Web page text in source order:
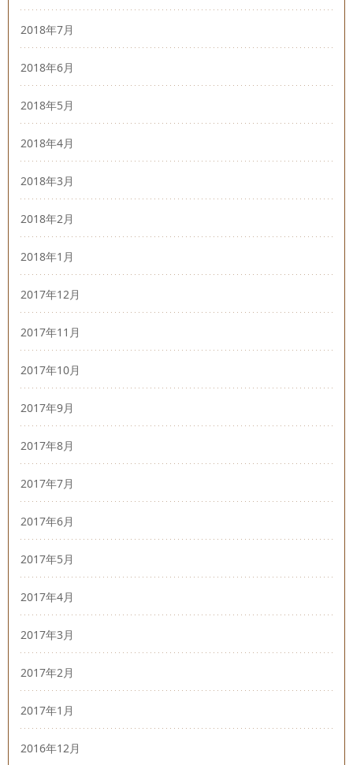
2018年7月
2018年6月
2018年5月
2018年4月
2018年3月
2018年2月
2018年1月
2017年12月
2017年11月
2017年10月
2017年9月
2017年8月
2017年7月
2017年6月
2017年5月
2017年4月
2017年3月
2017年2月
2017年1月
2016年12月